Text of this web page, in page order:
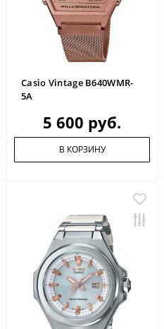
Casio Vintage B640WMR-
5A
5 600 руб.
В КОРЗИНУ